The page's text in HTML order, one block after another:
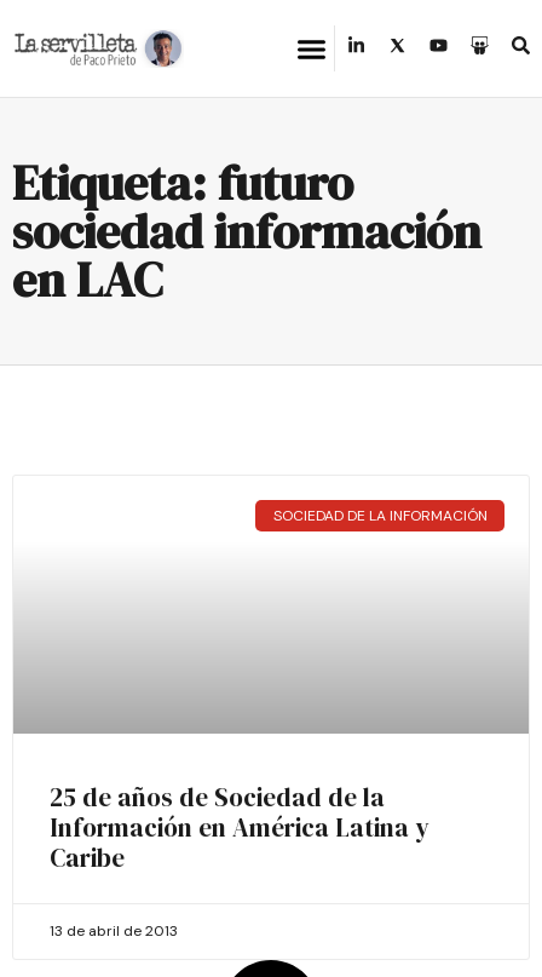
Etiqueta: futuro
sociedad información
en LAC
SOCIEDAD DE LA INFORMACIÓN
25 de años de Sociedad de la
Información en América Latina y
Caribe
13 de abril de 2013